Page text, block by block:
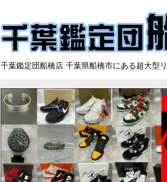
千葉鑑定団船橋店 千葉県船橋市にある超大